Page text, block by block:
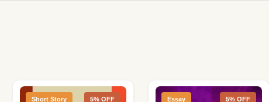
Short Story 5% OFF Essay 5% OFF